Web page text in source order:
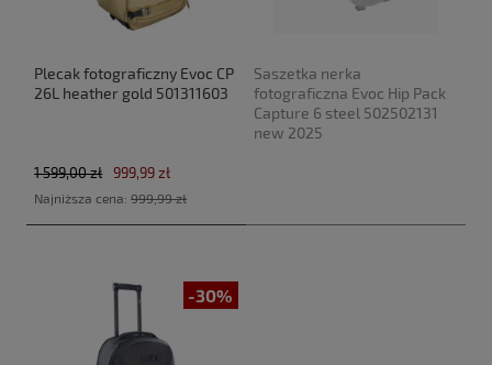
Plecak fotograficzny Evoc CP
26L heather gold 501311603
999,99 zł
1 599,00 zł
Najniższa cena:999,99 zł
Saszetka nerka
fotograficzna Evoc Hip Pack
Capture 6 steel 502502131
new 2025
-30%